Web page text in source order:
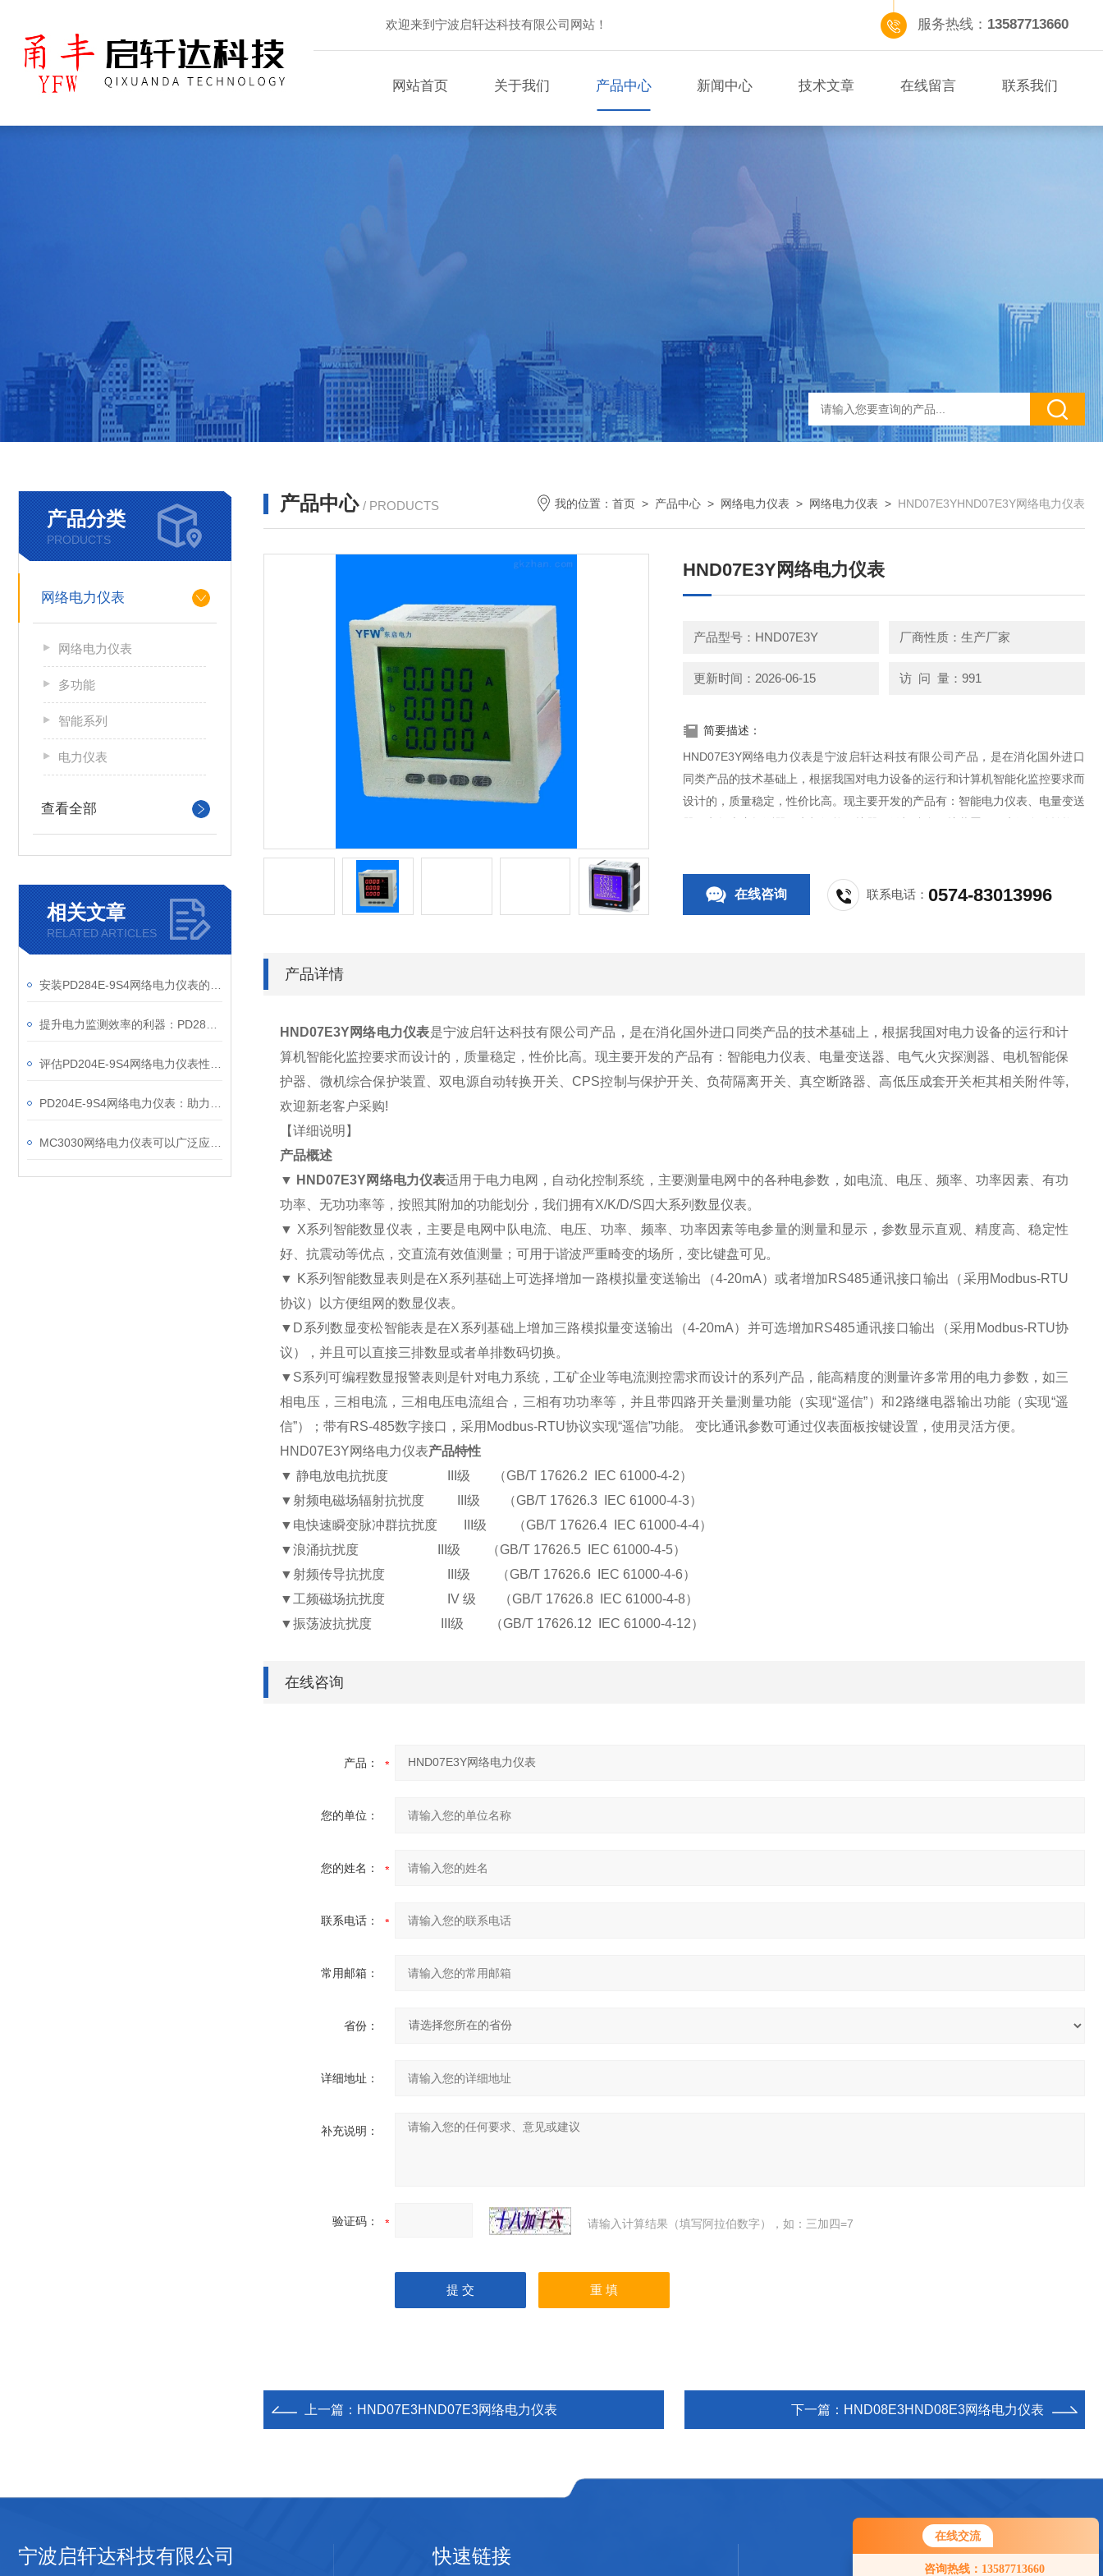
在线交流
咨询热线：13587713660
您好！欢迎前来咨询，很高兴为您
欢迎来到宁波启轩达科技有限公司网站！ 服务热线： 13587713660
网站首页 关于我们 产品中心 新闻中心 技术文章 在线留言 联系我们
产品分类
PRODUCTS
网络电力仪表
网络电力仪表
多功能
智能系列
电力仪表
查看全部
相关文章
RELATED ARTICLES
产品中心 / PRODUCTS 我的位置： 首页 > 产品中心 > 网络电力仪表 > 网络电力仪表 > HND07E3YHND07E3Y网络电力仪表
HND07E3Y网络电力仪表
产品型号：HND07E3Y 厂商性质：生产厂家
更新时间：2026-06-15 访 问 量：991
简要描述：
HND07E3Y网络电力仪表是宁波启轩达科技有限公司产品，是在消化国外进口
同类产品的技术基础上，根据我国对电力设备的运行和计算机智能化监控要求而
设计的，质量稳定，性价比高。现主要开发的产品有：智能电力仪表、电量变送
器、电气火灾探测器、电机智能保护器、微机综合保护装置、双电源自动转换开
在线咨询 联系电话：0574-83013996
产品详情
HND07E3Y网络电力仪表是宁波启轩达科技有限公司产品，是在消化国外进口同类产品的技术基础上，根据我国对电力设备的运行和计
算机智能化监控要求而设计的，质量稳定，性价比高。现主要开发的产品有：智能电力仪表、电量变送器、电气火灾探测器、电机智能保
护器、微机综合保护装置、双电源自动转换开关、CPS控制与保护开关、负荷隔离开关、真空断路器、高低压成套开关柜其相关附件等,
欢迎新老客户采购!
【详细说明】
产品概述
▼ HND07E3Y网络电力仪表适用于电力电网，自动化控制系统，主要测量电网中的各种电参数，如电流、电压、频率、功率因素、有功
功率、无功功率等，按照其附加的功能划分，我们拥有X/K/D/S 四大系列数显仪表。
▼ X系列智能数显仪表，主要是电网中队电流、电压、功率、频率、功率因素等电参量的测量和显示，参数显示直观、精度高、稳定性
好、抗震动等优点，交直流有效值测量；可用于谐波严重畸变的场所，变比键盘可见。
▼ K系列智能数显表则是在X系列基础上可选择增加一路模拟量变送输出（4-20mA）或者增加RS485通讯接口输出（采用 Modbus-RTU
协议）以方便组网的数显仪表。
▼D系列数显变松智能表是在X系列基础上增加三路模拟量变送输出（4-20mA）并可选增加RS485通讯接口输出（采用 Modbus-RTU协
议），并且可以直接三排数显或者单排数码切换。
▼S系列可编程数显报警表则是针对电力系统，工矿企业等电流测控需求而设计的系列产品，能高精度的测量许多常用的电力参数，如三
相电压，三相电流，三相电压电流组合，三相有功功率等，并且带四路开关量测量功能（实现“遥信”）和2路继电器输出功能（实现“遥
信”）；带有RS-485数字接口，采用 Modbus-RTU协议实现“遥信”功能。
变比通讯参数可通过仪表面板按键设置，使用灵活方便。
HND07E3Y网络电力仪表产品特性
▼ 静电放电抗扰度 级 （GB/T 17626.2 IEC 61000-4-2）
▼ 射频电磁场辐射抗扰度 级 （GB/T 17626.3 IEC 61000-4-3）
▼ 电快速瞬变脉冲群抗扰度 级 （GB/T 17626.4 IEC 61000-4-4）
▼浪涌抗扰度 级 （GB/T 17626.5 IEC 61000-4-5）
▼ 射频传导抗扰度 级 （GB/T 17626.6 IEC 61000-4-6）
▼ 工频磁场抗扰度 IV 级 （GB/T 17626.8 IEC 61000-4-8）
▼振荡波抗扰度 级 （GB/T 17626.12 IEC 61000-4-12）
在线咨询
产品：
您的单位：
您的姓名：
联系电话：
常用邮箱：
省份：
详细地址：
补充说明：
验证码： 请输入计算结果（填写阿拉伯数字），如：三加四=7
上一篇： HND07E3HND07E3网络电力仪表 下一篇： HND08E3HND08E3网络电力仪表
宁波启轩达科技有限公司 快速链接